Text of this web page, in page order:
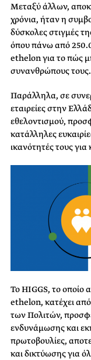
Μεταξύ άλλων,
χρόνια, ήταν η
δύσκολες στιγμές
όπου πάνω από
ethelon για το πώς
συνανθρώπους τους.
Παράλληλα, σε
εταιρείες στην
εθελοντισμού,
κατάλληλες
ικανότητές τους
Το HIGGS, το οποίο
ethelon, κατέχει
των Πολιτών,
ενδυνάμωσης και
πρωτοβουλίες,
και δικτύωσης για